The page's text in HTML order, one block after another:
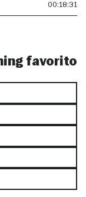
00:18:31
favorito